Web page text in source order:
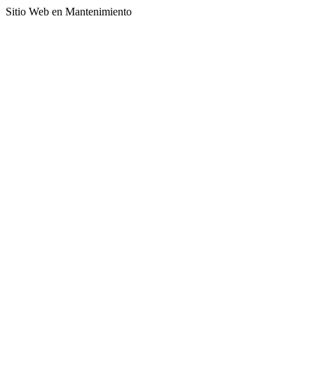
Sitio Web en Mantenimiento